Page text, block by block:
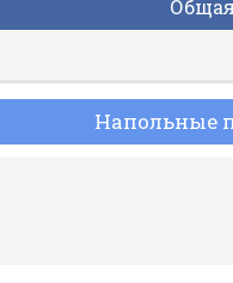
Напольные